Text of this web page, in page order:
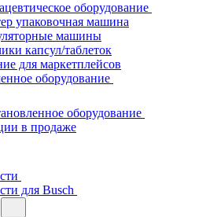
оборудование
упаковочная машина
машины
капсул/таблеток
для маркетплейсов
оборудование
оборудование
в продаже
для Busch